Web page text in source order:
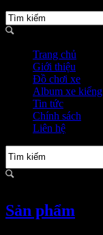
Trang chủ
Giới thiệu
Đồ chơi xe
Album xe kiểng
Tin tức
Chính sách
Liên hệ
Sản phẩm